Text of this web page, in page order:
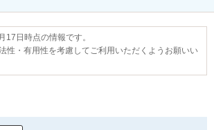
17日時点の情報です。
性・有用性を考慮してご利用いただくようお願いい